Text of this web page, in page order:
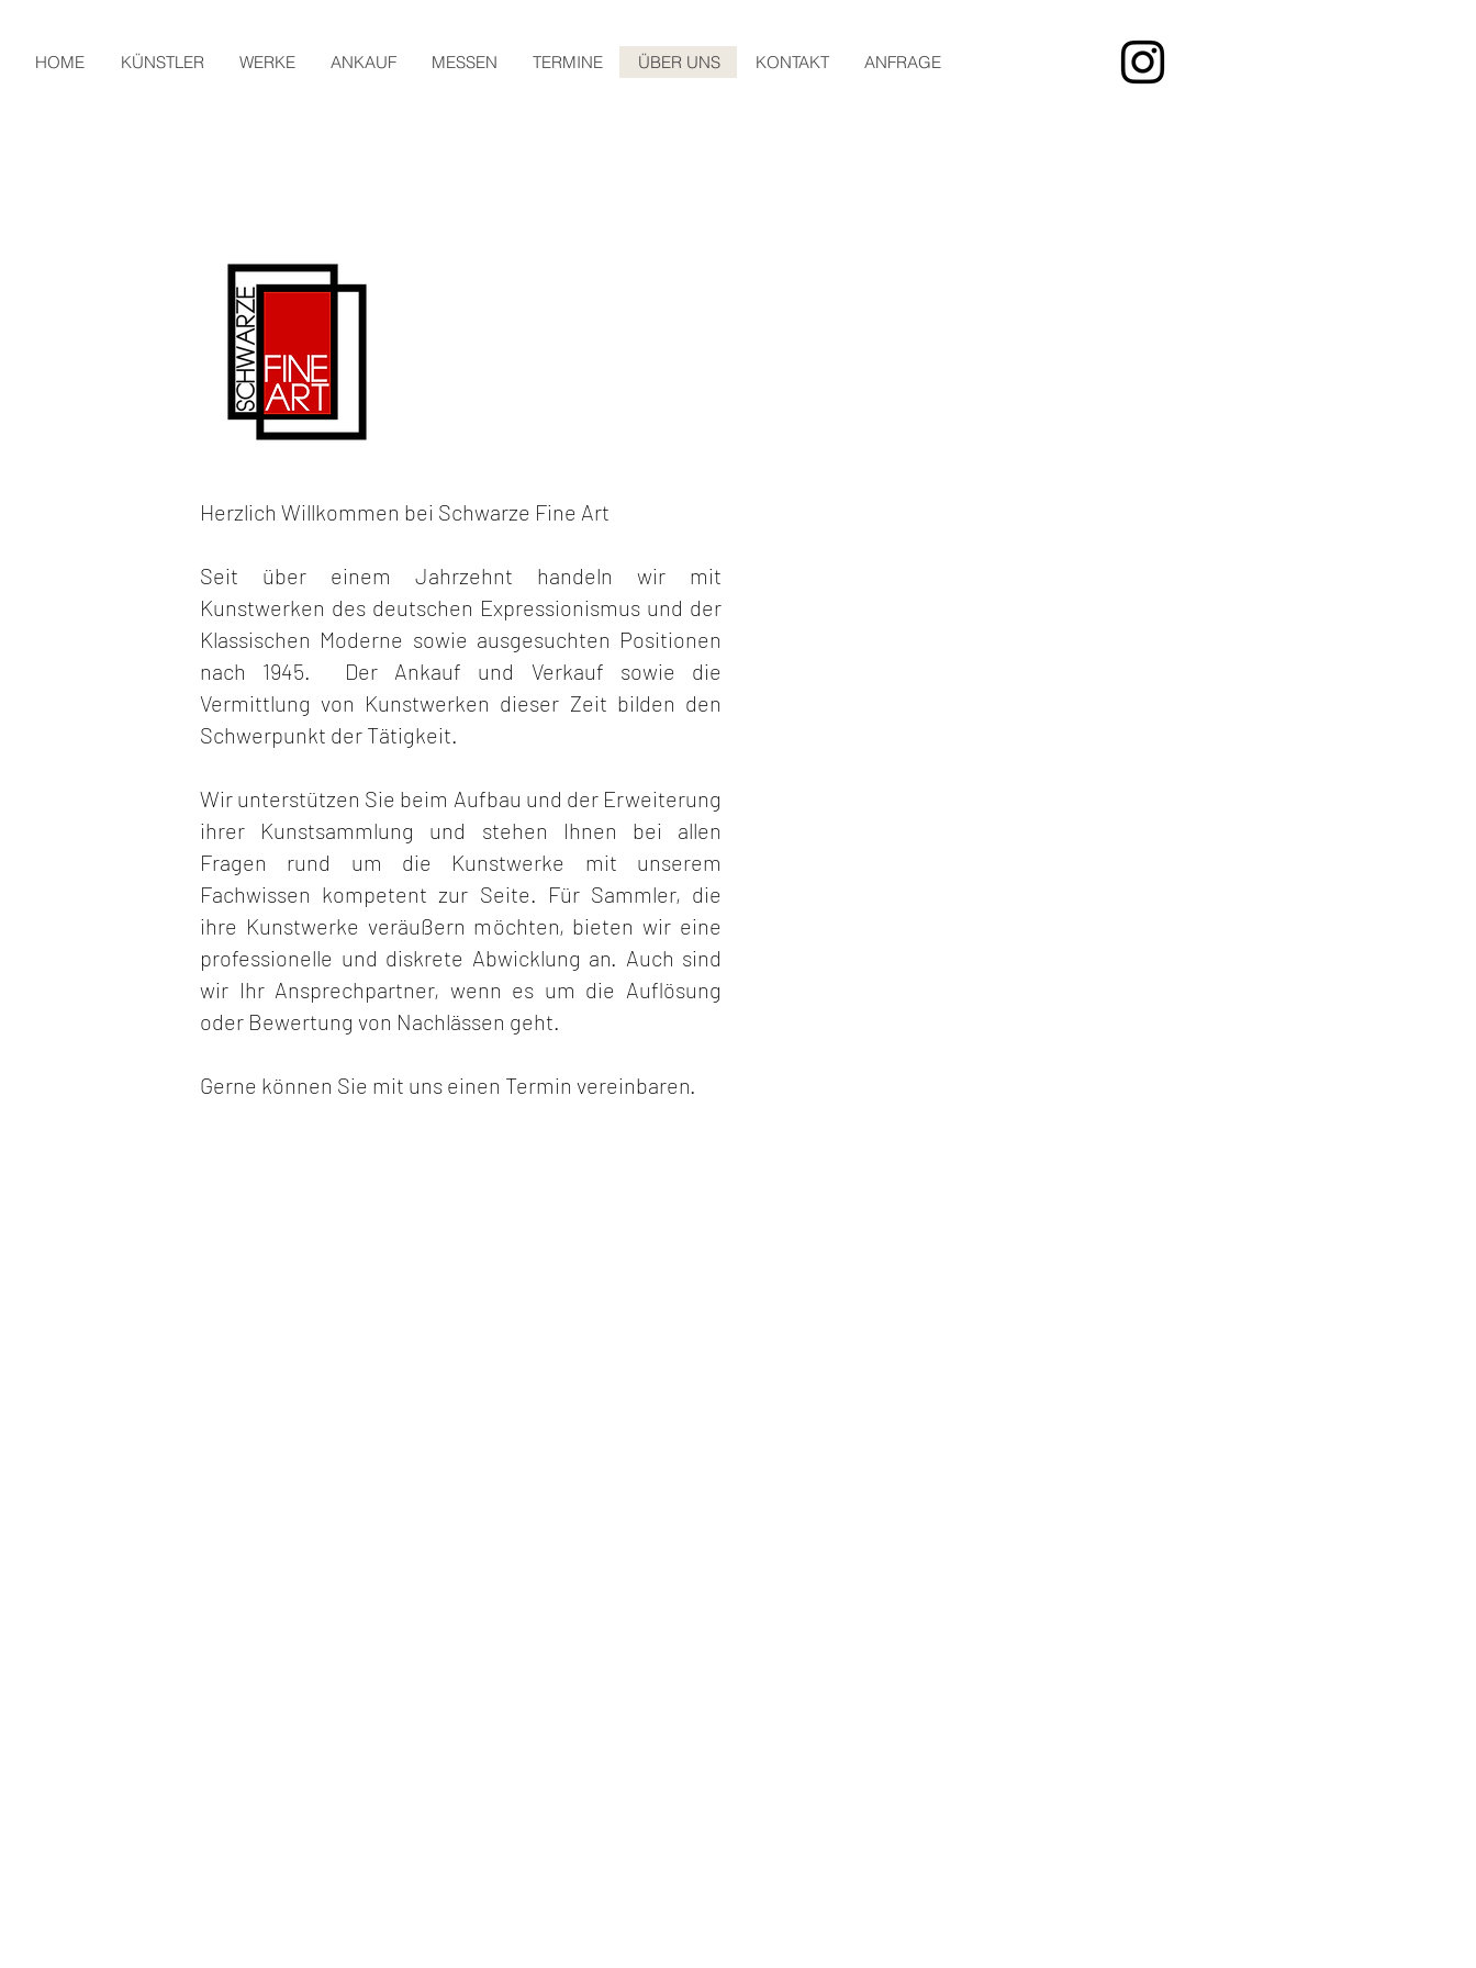
HOME KÜNSTLER WERKE ANKAUF MESSEN TERMINE ÜBER UNS KONTAKT ANFRAGE
Herzlich Willkommen bei Schwarze Fine Art
Seit über einem Jahrzehnt handeln wir mit
Kunstwerken des deutschen Expressionismus und der
Klassischen Moderne sowie ausgesuchten Positionen
nach 1945. Der Ankauf und Verkauf sowie die
Vermittlung von Kunstwerken dieser Zeit bilden den
Schwerpunkt der Tätigkeit.
Wir unterstützen Sie beim Aufbau und der Erweiterung
ihrer Kunstsammlung und stehen Ihnen bei allen
Fragen rund um die Kunstwerke mit unserem
Fachwissen kompetent zur Seite. Für Sammler, die
ihre Kunstwerke veräußern möchten, bieten wir eine
professionelle und diskrete Abwicklung an. Auch sind
wir Ihr Ansprechpartner, wenn es um die Auflösung
oder Bewertung von Nachlässen geht.
Gerne können Sie mit uns einen Termin vereinbaren.